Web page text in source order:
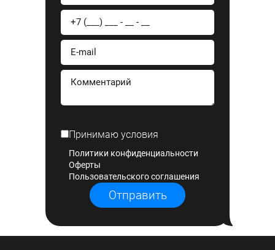
Принимаю условия
Политики конфиденциальности
Оферты
Пользовательского соглашения
Отправить